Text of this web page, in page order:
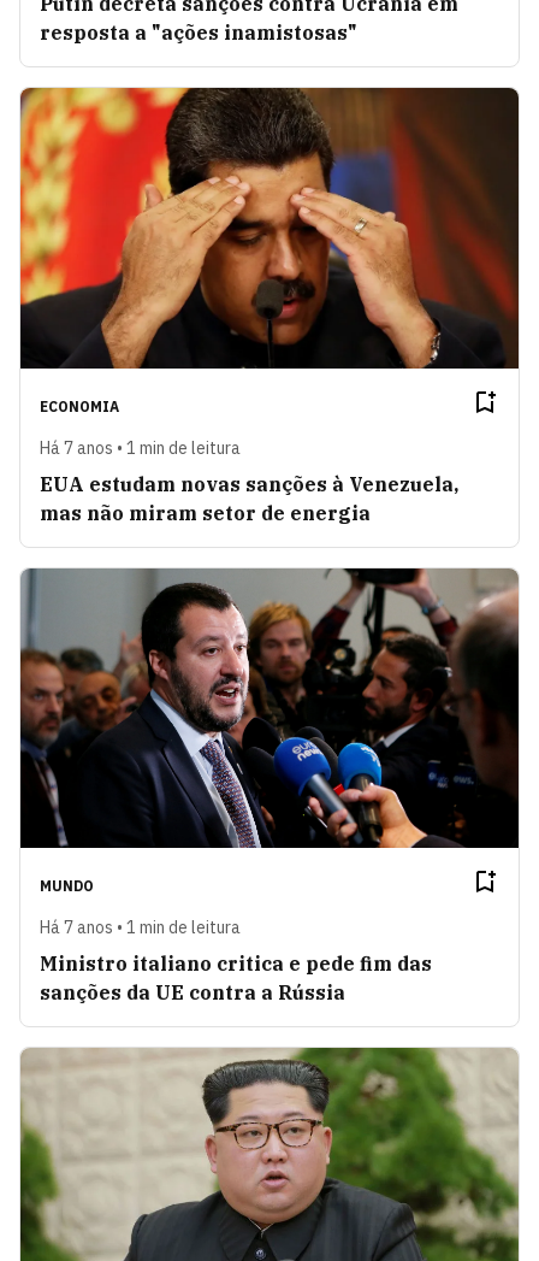
resposta a "ações inamistosas"
ECONOMIA
Há 7 anos • 1 min de leitura
EUA estudam novas sanções à Venezuela,
mas não miram setor de energia
MUNDO
Há 7 anos • 1 min de leitura
Ministro italiano critica e pede fim das
sanções da UE contra a Rússia